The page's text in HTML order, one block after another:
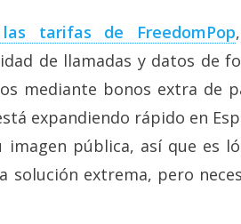
tarifas de FreedomPop
de llamadas y datos de
mediante bonos extra de
expandiendo rápido en
pública, así que es
solución extrema, pero